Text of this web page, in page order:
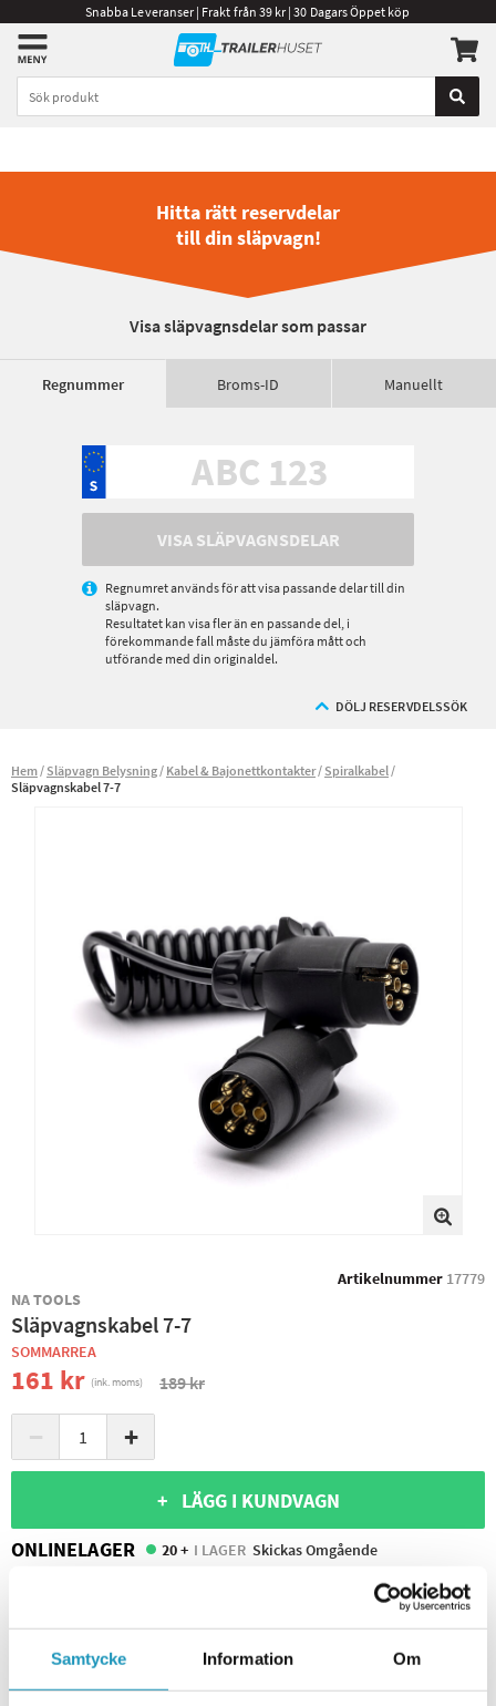
Samtycke Information Om
Snabba Leveranser | Frakt från 39 kr | 30 Dagars Öppet köp
Hitta rätt reservdelar
till din släpvagn!
Visa släpvagnsdelar som passar
Regnummer Broms-ID Manuellt
VISA SLÄPVAGNSDELAR
Regnumret används för att visa passande delar till din
släpvagn.
Resultatet kan visa fler än en passande del, i
förekommande fall måste du jämföra mått och
utförande med din originaldel.
DÖLJ RESERVDELSSÖK
Hem Släpvagn Belysning Kabel & Bajonettkontakter Spiralkabel
Släpvagnskabel 7-7
Artikelnummer 17779
NA TOOLS
Släpvagnskabel 7-7
SOMMARREA
161 kr (ink. moms) 189 kr
− +
+ LÄGG I KUNDVAGN
ONLINELAGER
20 + I LAGER Skickas Omgående
Leverans- & Returinformation
Spara produkt